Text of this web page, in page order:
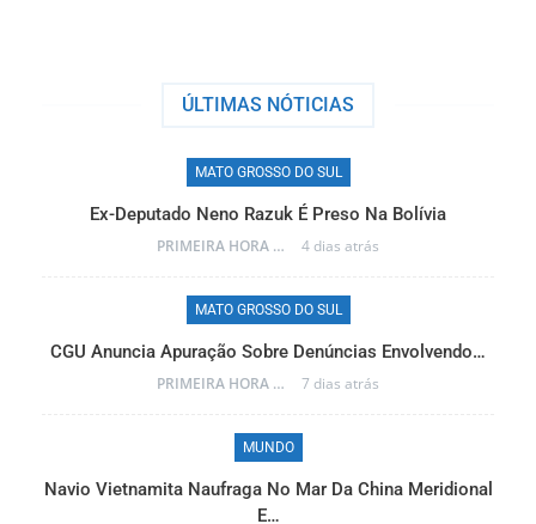
ÚLTIMAS NÓTICIAS
MATO GROSSO DO SUL
Ex-Deputado Neno Razuk É Preso Na Bolívia
PRIMEIRA HORA ONLINE 4 dias atrás
MATO GROSSO DO SUL
Anuncia Apuração Sobre Denúncias Envolvendo…
PRIMEIRA HORA ONLINE 7 dias atrás
Vietnamita Naufraga No Mar Da China Meridional